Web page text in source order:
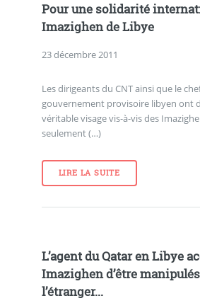
Pour une solidarité
Imazighen de Libye
23 décembre 2011
Les dirigeants du CNT ainsi que le
gouvernement provisoire libyen ont
véritable visage vis-à-vis des
seulement (…)
LIRE LA SUITE
L’agent du Qatar en Libye
Imazighen d’être
l’étranger...